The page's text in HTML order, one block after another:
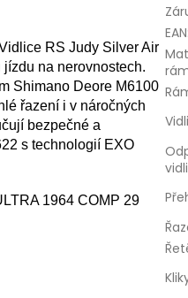
RS Judy Silver Air
na nerovnostech.
Shimano Deore M6100
řazení i v náročných
bezpečné a
s technologií EXO
1964 COMP 29
EAN